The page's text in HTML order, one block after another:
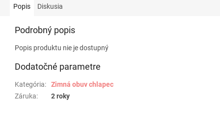
Popis Diskusia
Podrobný popis
Popis produktu nie je dostupný
Dodatočné parametre
Kategória:
Zimná obuv chlapec
Záruka: 2 roky